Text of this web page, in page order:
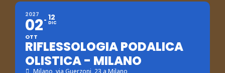
2027
02
OTT
12
DIC
RIFLESSOLOGIA PODALICA
OLISTICA - MILANO